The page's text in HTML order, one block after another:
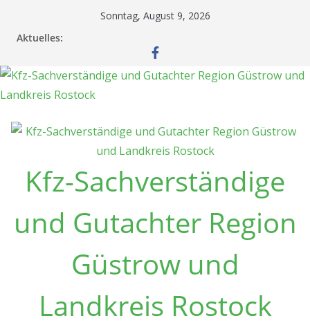
Sonntag, August 9, 2026
Aktuelles:
Kfz-Sachverständige
und Gutachter Region
Güstrow und
Landkreis Rostock